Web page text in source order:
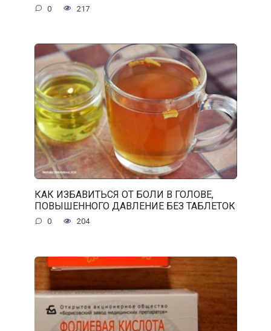
0 217
КАК ИЗБАВИТЬСЯ ОТ БОЛИ В ГОЛОВЕ,
ПОВЫШЕННОГО ДАВЛЕНИЕ БЕЗ ТАБЛЕТОК
0 204